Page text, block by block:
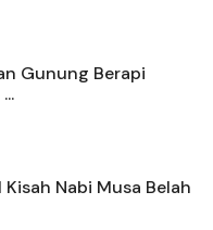
Gunung Berapi
Nabi Musa Belah